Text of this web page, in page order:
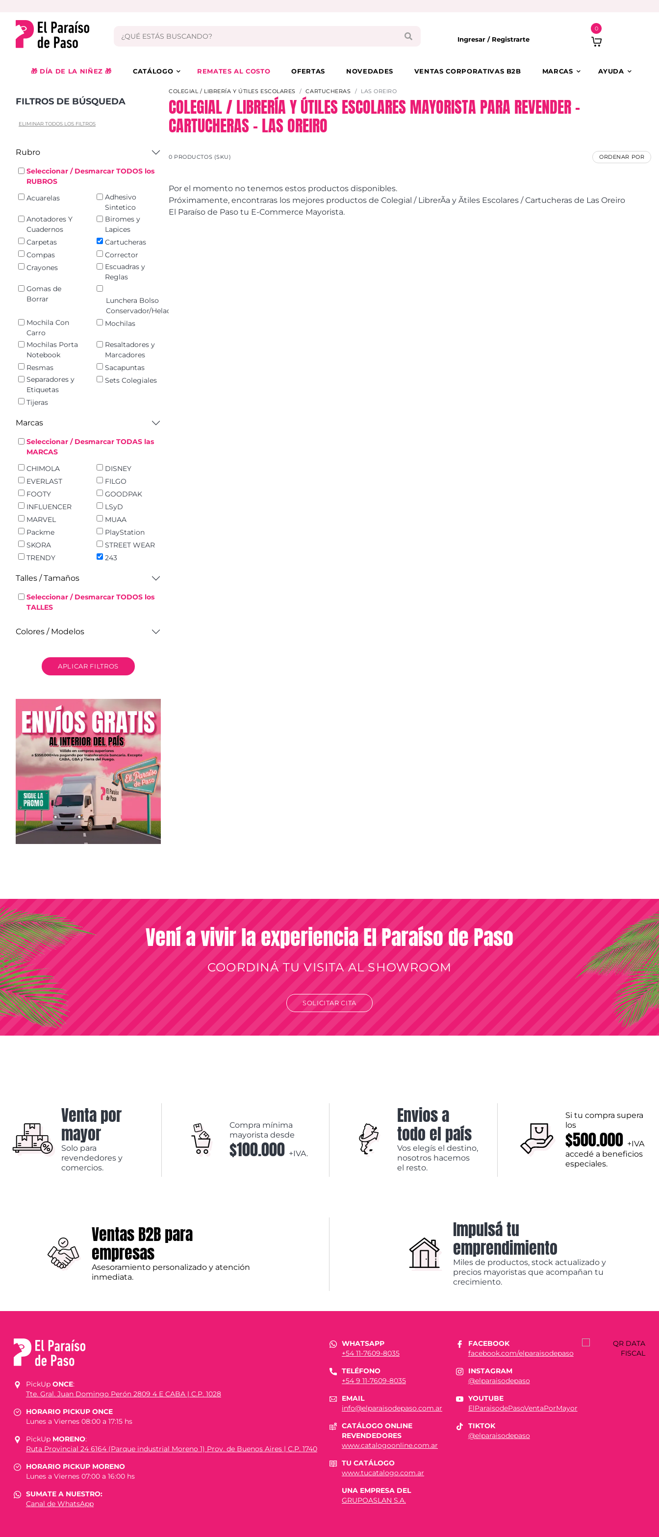
Ingresar / Registrarte
0
🎁 DÍA DE LA NIÑEZ 🎁 CATÁLOGO REMATES AL COSTO OFERTAS NOVEDADES VENTAS CORPORATIVAS B2B MARCAS AYUDA
FILTROS DE BÚSQUEDA
ELIMINAR TODOS LOS FILTROS
Rubro
Seleccionar / Desmarcar TODOS los
RUBROS
Acuarelas
Adhesivo
Sintetico
Anotadores Y
Cuadernos
Biromes y
Lapices
Carpetas
Cartucheras
Compas
Corrector
Crayones
Escuadras y
Reglas
Gomas de
Borrar
Lunchera Bolso
Conservador/Heladerita
Mochila Con
Carro
Mochilas
Mochilas Porta
Notebook
Resaltadores y
Marcadores
Resmas
Sacapuntas
Separadores y
Etiquetas
Sets Colegiales
Tijeras
Marcas
Seleccionar / Desmarcar TODAS las
MARCAS
CHIMOLA
DISNEY
EVERLAST
FILGO
FOOTY
GOODPAK
INFLUENCER
LSyD
MARVEL
MUAA
Packme
PlayStation
SKORA
STREET WEAR
TRENDY
243
Talles / Tamaños
Seleccionar / Desmarcar TODOS los
TALLES
Colores / Modelos
APLICAR FILTROS
COLEGIAL / LIBRERÍA Y ÚTILES ESCOLARES CARTUCHERAS LAS OREIRO
COLEGIAL / LIBRERÍA Y ÚTILES ESCOLARES MAYORISTA PARA REVENDER –
CARTUCHERAS – LAS OREIRO
0 PRODUCTOS (SKU) ORDENAR POR
Por el momento no tenemos estos productos disponibles.
Próximamente, encontraras los mejores productos de Colegial / LibrerÃ­a y Ãtiles Escolares / Cartucheras de Las Oreiro
El Paraíso de Paso tu E-Commerce Mayorista.
Vení a vivir la experiencia El Paraíso de Paso
COORDINÁ TU VISITA AL SHOWROOM
SOLICITAR CITA
Venta por
mayor
Solo para
revendedores y
comercios.
Compra mínima
mayorista desde
$100.000 +IVA.
Envios a
todo el país
Vos elegís el destino,
nosotros hacemos
el resto.
Si tu compra supera
los
$500.000 +IVA
accedé a beneficios
especiales.
Ventas B2B para
empresas
Asesoramiento personalizado y atención
inmediata.
Impulsá tu
emprendimiento
Miles de productos, stock actualizado y
precios mayoristas que acompañan tu
crecimiento.
PickUp ONCE:
Tte. Gral. Juan Domingo Perón 2809 4 E CABA | C.P. 1028
HORARIO PICKUP ONCE
Lunes a Viernes 08:00 a 17:15 hs
PickUp MORENO:
Ruta Provincial 24 6164 (Parque industrial Moreno 1) Prov. de Buenos Aires | C.P. 1740
HORARIO PICKUP MORENO
Lunes a Viernes 07:00 a 16:00 hs
SUMATE A NUESTRO:
Canal de WhatsApp
WHATSAPP
+54 11-7609-8035
TELÉFONO
+54 9 11-7609-8035
EMAIL
info@elparaisodepaso.com.ar
CATÁLOGO ONLINE
REVENDEDORES
www.catalogoonline.com.ar
TU CATÁLOGO
www.tucatalogo.com.ar
UNA EMPRESA DEL
GRUPOASLAN S.A.
FACEBOOK
facebook.com/elparaisodepaso
INSTAGRAM
@elparaisodepaso
YOUTUBE
ElParaisodePasoVentaPorMayor
TIKTOK
@elparaisodepaso